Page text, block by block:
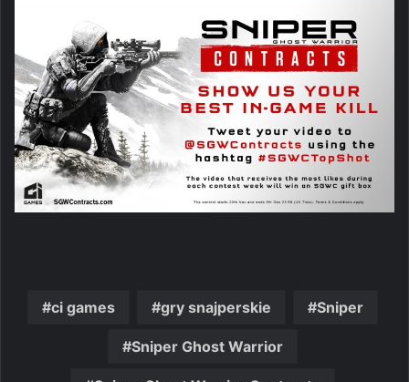
ci games gry snajperskie Sniper
Sniper Ghost Warrior